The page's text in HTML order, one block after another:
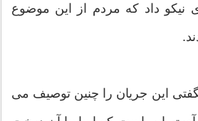
نیکو داد که مردم از این موضوع
این جریان را چنین توصیف می